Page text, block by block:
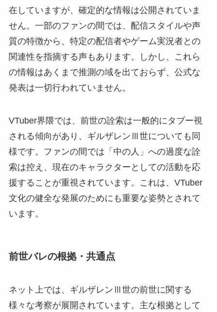
在していますが、確定的な情報は公開されていま
せん。一部のファンの間では、配信スタイルや声
質の特徴から、特定の配信者やゲーム実況者との
関連性を指摘する声もあります。しかし、これら
の情報はあくまで推測の域を出ておらず、公式な
発表は一切行われていません。
VTuber界隈では、前世の詮索は一般的にタブー視
される傾向があり、ギルザレンⅢ世についても同
様です。ファンの間では「中の人」への過度な詮
索は控え、現在のキャラクターとしての活動を応
援することが重視されています。これは、VTuber
文化の健全な発展のためにも重要な姿勢とされて
います。
前世バレの根拠・共通点
ネット上では、ギルザレンⅢ世の前世に関する
様々な考察が展開されています。主な根拠として